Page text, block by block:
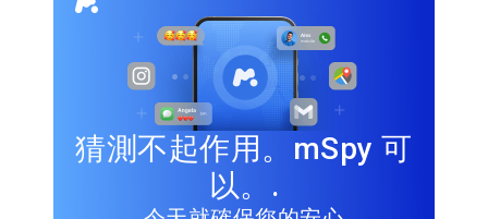
猜測不起作用。mSpy 可
以。.